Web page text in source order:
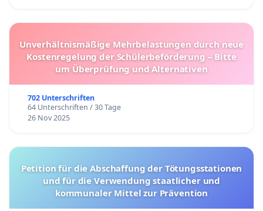
Unverhältnismäßige Mehrbelastungen durch neue
Kostenregelung der Schülerbeförderung – Bitte
um Überprüfung und Alternativen
702 Unterschriften
64 Unterschriften / 30 Tage
26 Nov 2025
Petition für die Abschaffung der Tötungsstationen
und für die Verwendung staatlicher und
kommunaler Mittel zur Prävention